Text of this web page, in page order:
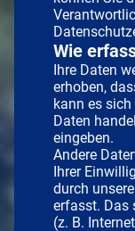
Wie
Ihre Daten
erhoben,
kann es sich
Daten
eingeben.
Andere
Ihrer
durch
erfasst. Das
(z. B.